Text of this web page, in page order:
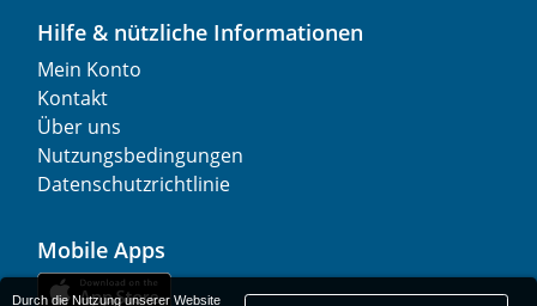
Hilfe & nützliche Informationen
Mein Konto
Kontakt
Über uns
Nutzungsbedingungen
Datenschutzrichtlinie
Mobile Apps
Durch die Nutzung unserer Website